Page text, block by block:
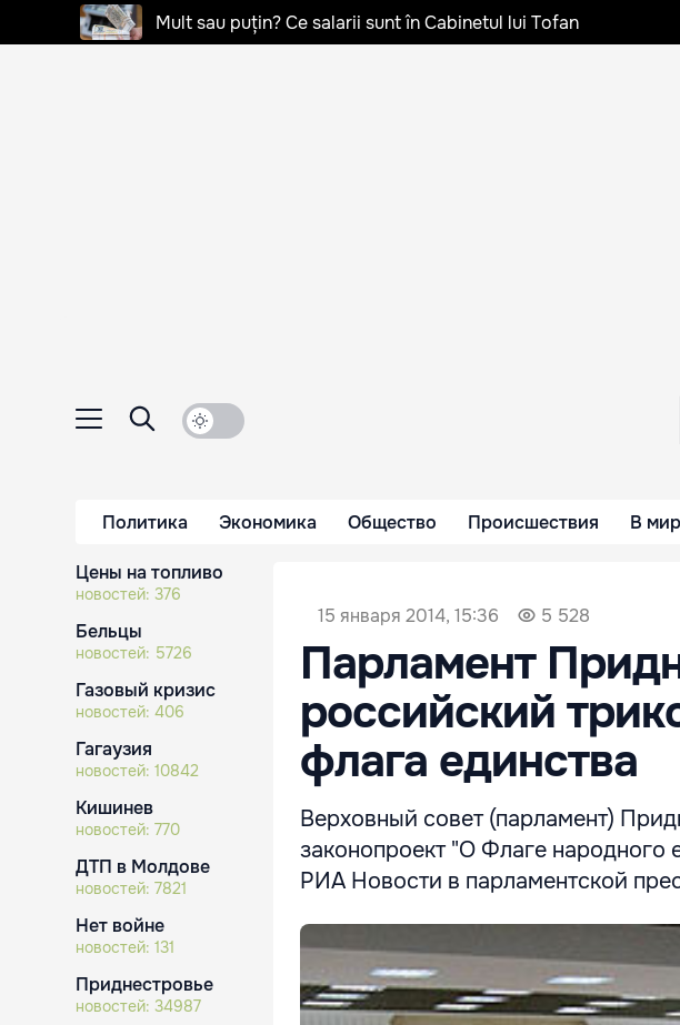
Mult sau puțin? Ce salarii sunt în Cabinetul lui Tofan
Политика Экономика Общество Происшествия В
Цены на топливо
новостей: 376
Бельцы
новостей: 5726
Газовый кризис
новостей: 406
Гагаузия
новостей: 10842
Кишинев
новостей: 770
ДТП в Молдове
новостей: 7821
Нет войне
новостей: 131
Приднестровье
новостей: 34987
15 января 2014, 15:36 5 528
Парламент
российский
флага единства
Верховный совет (парламент)
законопроект "О Флаге
РИА Новости в парламентской